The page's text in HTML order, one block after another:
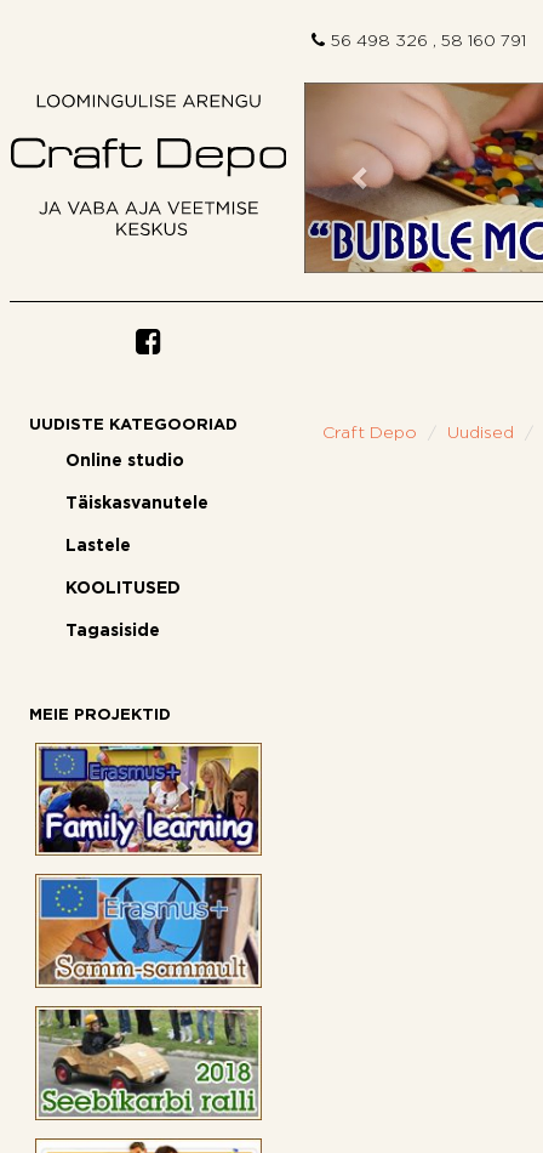
56 498 326 , 58 160 791
Eelmine
UUDISTE KATEGOORIAD
Online studio
Täiskasvanutele
Lastele
KOOLITUSED
Tagasiside
MEIE PROJEKTID
Craft Depo Uudised